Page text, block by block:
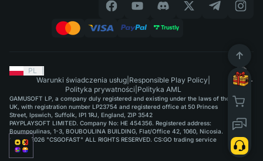
PL
Warunki świadczenia usług Responsible Play Policy
Polityka prywatności Polityka AML
GAMUSOFT LP, a company duly registered and existing under the laws of the
UK, with registration number LP23754 and registered office at 50 Princes
Street, Ipswich, Suffolk, IP1 1RJ, England, ZIP 3542
PAYPLAYSOFT LIMITED. Company No: HE 454356. Registered address:
Boumpoulinas, 1-3, BOUBOULINA BUILDING, Flat/Office 42, 1060, Nicosia.
©2015-2026 "CSGOFAST" ALL RIGHTS RESERVED. CS:GO trading service